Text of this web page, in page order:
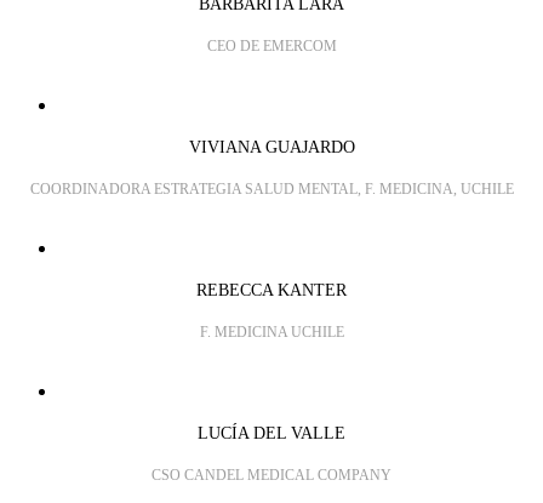
BARBARITA LARA
CEO DE EMERCOM
VIVIANA GUAJARDO
COORDINADORA ESTRATEGIA SALUD MENTAL, F. MEDICINA, UCHILE
REBECCA KANTER
F. MEDICINA UCHILE
LUCÍA DEL VALLE
CSO CANDEL MEDICAL COMPANY